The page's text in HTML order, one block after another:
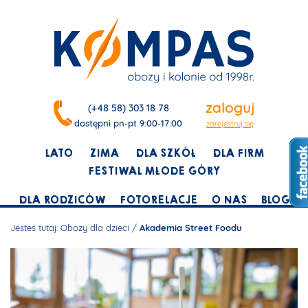
(+48 58) 303 18 78
dostępni pn-pt 9:00-17:00
zaloguj
zarejestruj się
LATO ZIMA DLA SZKÓŁ
DLA FIRM
FESTIWAL MŁODE GÓRY
DLA RODZICÓW
FOTORELACJE O NAS BLOG
Jesteś tutaj: Obozy dla dzieci / Akademia Street Foodu